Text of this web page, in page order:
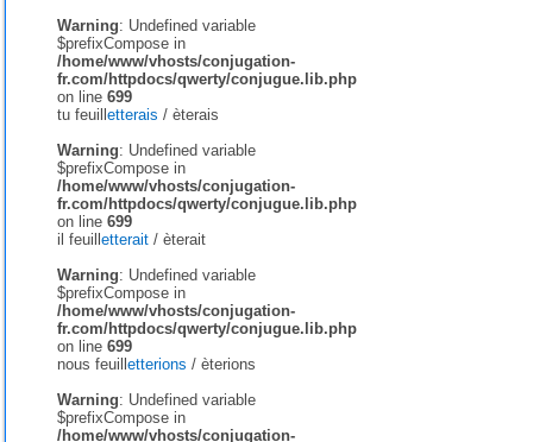
Warning: Undefined variable
$prefixCompose in
/home/www/vhosts/conjugation-
fr.com/httpdocs/qwerty/conjugue.lib.php
on line 699
tu feuill etterais / èterais
Warning: Undefined variable
$prefixCompose in
/home/www/vhosts/conjugation-
fr.com/httpdocs/qwerty/conjugue.lib.php
on line 699
il feuill etterait/ èterait
Warning: Undefined variable
$prefixCompose in
/home/www/vhosts/conjugation-
fr.com/httpdocs/qwerty/conjugue.lib.php
on line 699
nous feuill etterions / èterions
Warning: Undefined variable
$prefixCompose in
/home/www/vhosts/conjugation-